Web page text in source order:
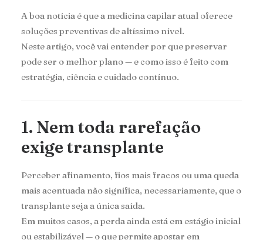
A boa notícia é que a medicina capilar atual oferece
soluções preventivas de altíssimo nível.
Neste artigo, você vai entender por que preservar
pode ser o melhor plano — e como isso é feito com
estratégia, ciência e cuidado contínuo.
1. Nem toda rarefação
exige transplante
Perceber afinamento, fios mais fracos ou uma queda
mais acentuada não significa, necessariamente, que o
transplante seja a única saída.
Em muitos casos, a perda ainda está em estágio inicial
ou estabilizável — o que permite apostar em